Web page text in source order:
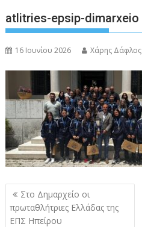
atlitries-epsip-dimarxeio
16 Ιουνίου 2026 Χάρης Δάφλος
Πλοήγηση
άρθρων
Στο Δημαρχείο οι
πρωταθλήτριες Ελλάδας της
ΕΠΣ Ηπείρου